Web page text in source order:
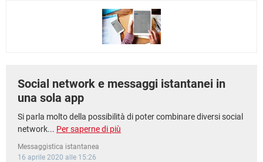
Social network e messaggi istantanei in
una sola app
Si parla molto della possibilità di poter combinare diversi social
network... Per saperne di più
Messaggistica istantanea
16 aprile 2020 alle 15:26